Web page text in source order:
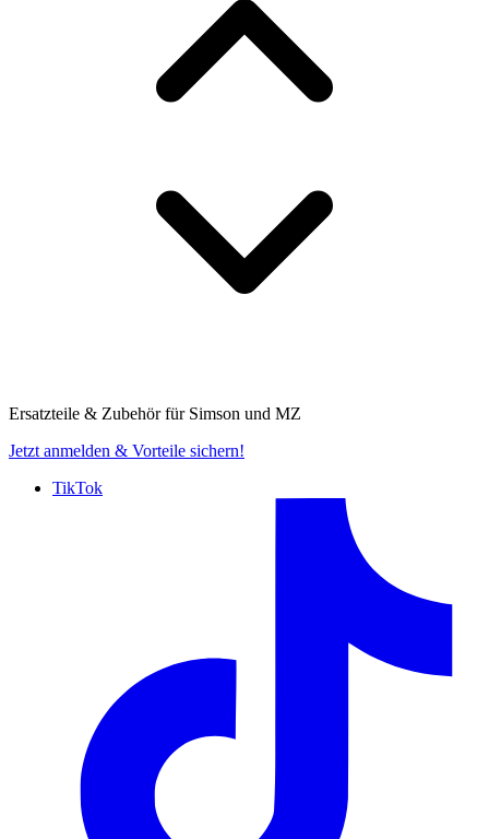
Ersatzteile & Zubehör für Simson und MZ
Jetzt anmelden & Vorteile sichern!
TikTok